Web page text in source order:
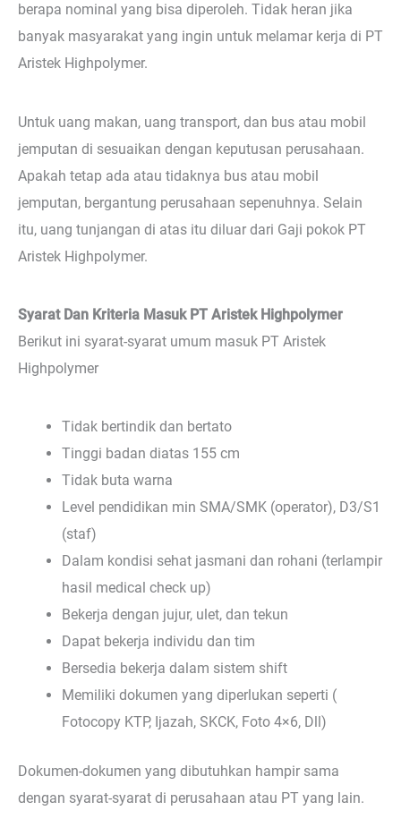
berapa nominal yang bisa diperoleh. Tidak heran jika
banyak masyarakat yang ingin untuk melamar kerja di PT
Aristek Highpolymer.
Untuk uang makan, uang transport, dan bus atau mobil
jemputan di sesuaikan dengan keputusan perusahaan.
Apakah tetap ada atau tidaknya bus atau mobil
jemputan, bergantung perusahaan sepenuhnya. Selain
itu, uang tunjangan di atas itu diluar dari Gaji pokok PT
Aristek Highpolymer.
Syarat Dan Kriteria Masuk PT Aristek Highpolymer
Berikut ini syarat-syarat umum masuk PT Aristek
Highpolymer
Tidak bertindik dan bertato
Tinggi badan diatas 155 cm
Tidak buta warna
Level pendidikan min SMA/SMK (operator), D3/S1
(staf)
Dalam kondisi sehat jasmani dan rohani (terlampir
hasil medical check up)
Bekerja dengan jujur, ulet, dan tekun
Dapat bekerja individu dan tim
Bersedia bekerja dalam sistem shift
Memiliki dokumen yang diperlukan seperti (
Fotocopy KTP, Ijazah, SKCK, Foto 4×6, Dll)
Dokumen-dokumen yang dibutuhkan hampir sama
dengan syarat-syarat di perusahaan atau PT yang lain.